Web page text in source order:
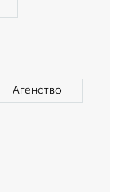
Агенство